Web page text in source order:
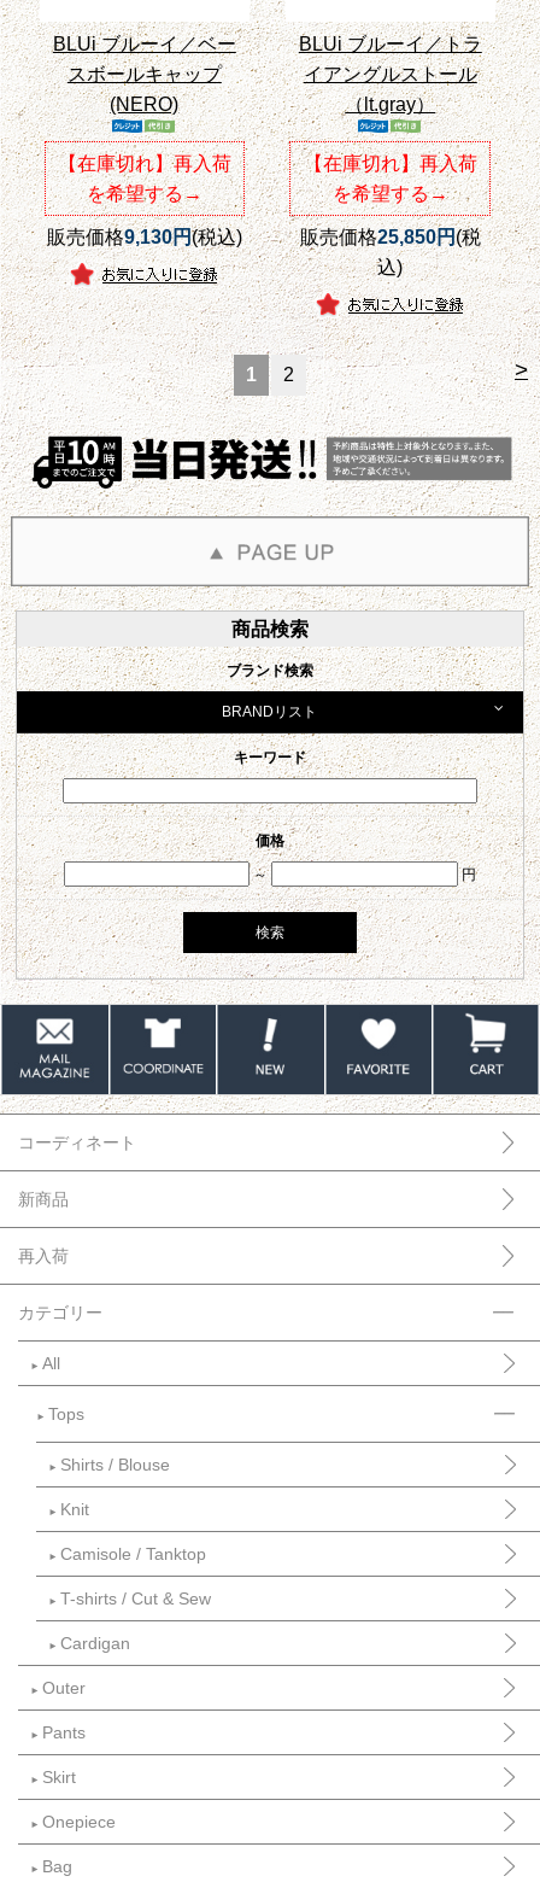
BLUi ブルーイ／ベー
スボールキャップ
(NERO)
【在庫切れ】再入荷
を希望する→
販売価格9,130円(税込)
BLUi ブルーイ／トラ
イアングルストール
（lt.gray）
【在庫切れ】再入荷
を希望する→
販売価格25,850円(税
込)
>
1 2
商品検索
ブランド検索
BRANDリスト
キーワード
価格
～
円
コーディネート
新商品
再入荷
カテゴリー
► All
► Tops
► Shirts / Blouse
► Knit
► Camisole / Tanktop
► T-shirts / Cut & Sew
► Cardigan
► Outer
► Pants
► Skirt
► Onepiece
► Bag